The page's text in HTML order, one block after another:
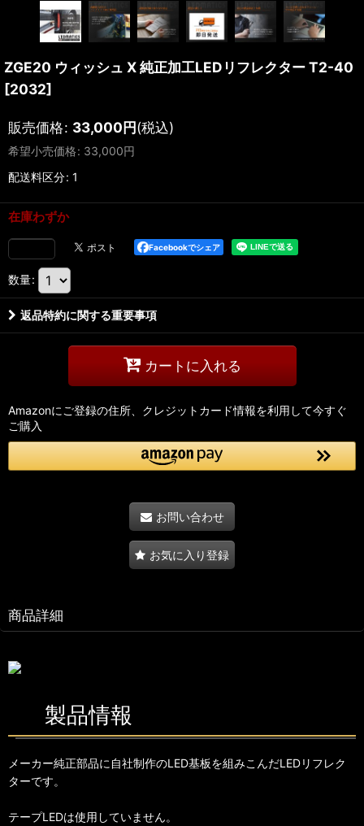
ZGE20 ウィッシュ X 純正加工LEDリフレクター T2-40
[2032]
販売価格: 33,000円(税込)
希望小売価格: 33,000円
配送料区分: 1
在庫わずか
Facebookでシェア
数量:
返品特約に関する重要事項
カートに入れる
Amazonにご登録の住所、クレジットカード情報を利用して今すぐ
ご購入
お問い合わせ
お気に入り登録
商品詳細
製品情報
メーカー純正部品に自社制作のLED基板を組みこんだLEDリフレク
ターです。
テープLEDは使用していません。